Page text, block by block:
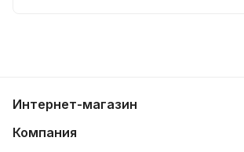
Интернет-магазин
Компания